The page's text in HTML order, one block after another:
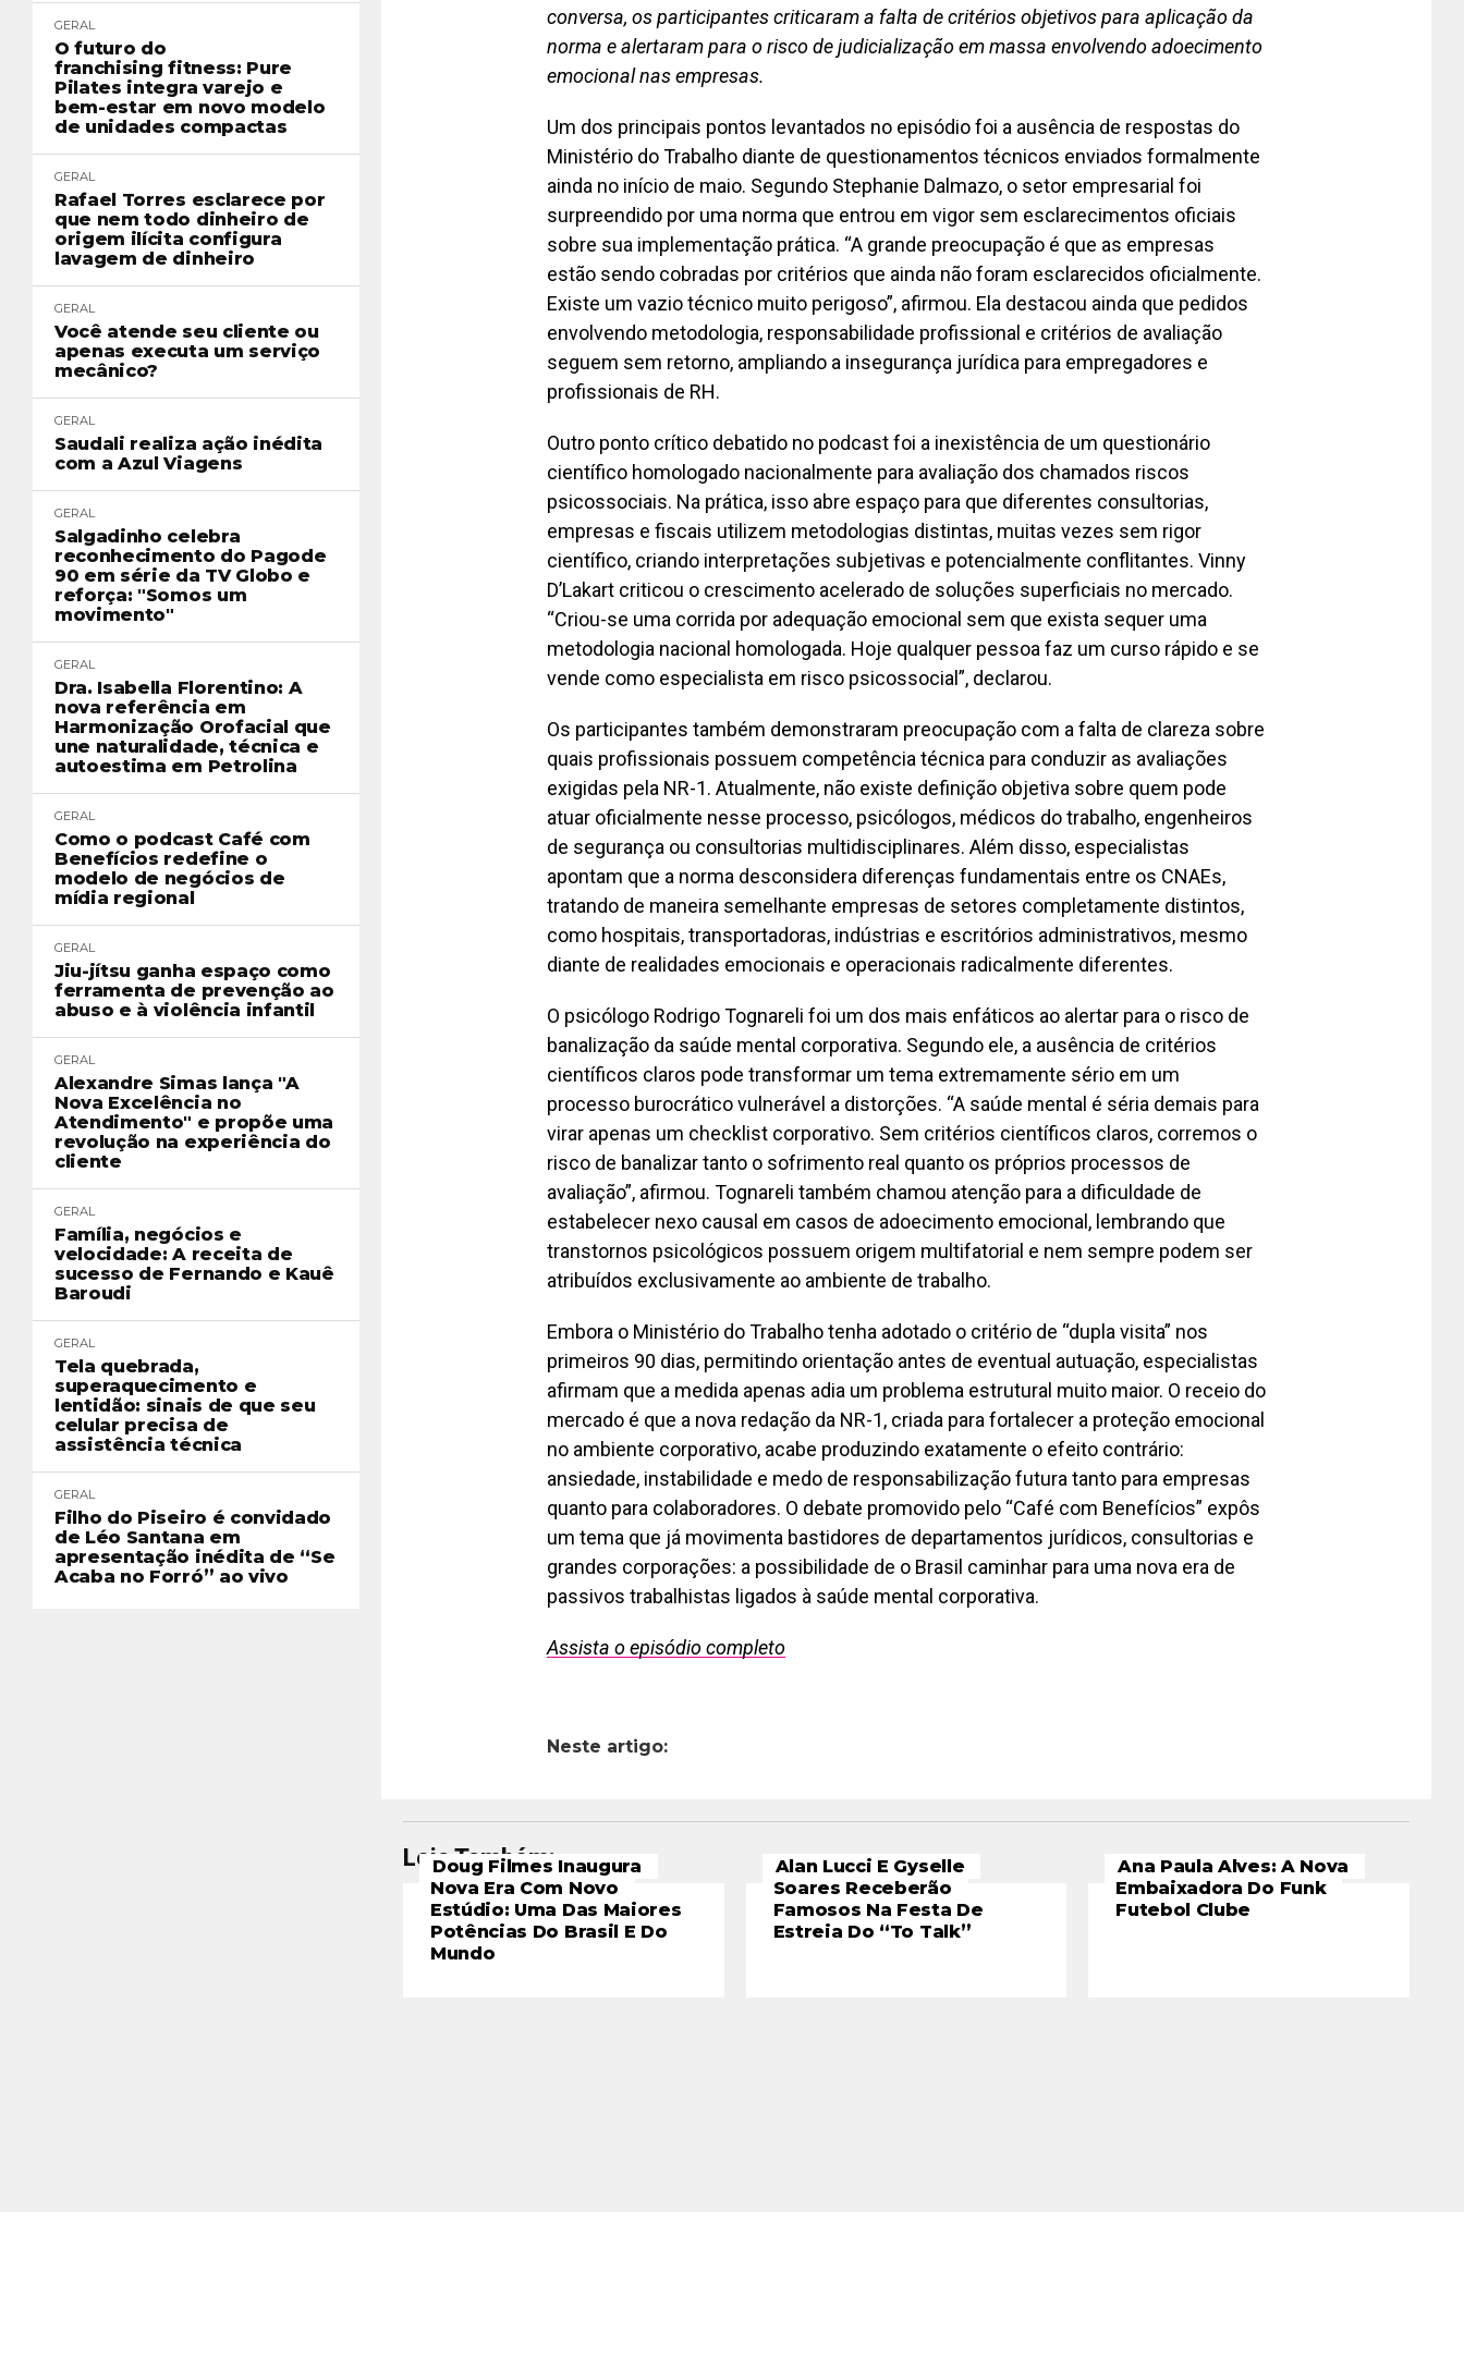
GERAL
O futuro do
franchising fitness: Pure
Pilates integra varejo e
bem-estar em novo modelo
de unidades compactas
GERAL
Rafael Torres esclarece por
que nem todo dinheiro de
origem ilícita configura
lavagem de dinheiro
GERAL
Você atende seu cliente ou
apenas executa um serviço
mecânico?
GERAL
Saudali realiza ação inédita
com a Azul Viagens
GERAL
Salgadinho celebra
reconhecimento do Pagode
90 em série da TV Globo e
reforça: "Somos um
movimento"
GERAL
Dra. Isabella Florentino: A
nova referência em
Harmonização Orofacial que
une naturalidade, técnica e
autoestima em Petrolina
GERAL
Como o podcast Café com
Benefícios redefine o
modelo de negócios de
mídia regional
GERAL
Jiu-jítsu ganha espaço como
ferramenta de prevenção ao
abuso e à violência infantil
GERAL
Alexandre Simas lança "A
Nova Excelência no
Atendimento" e propõe uma
revolução na experiência do
cliente
GERAL
Família, negócios e
velocidade: A receita de
sucesso de Fernando e Kauê
Baroudi
GERAL
Tela quebrada,
superaquecimento e
lentidão: sinais de que seu
celular precisa de
assistência técnica
GERAL
Filho do Piseiro é convidado
de Léo Santana em
apresentação inédita de “Se
Acaba no Forró” ao vivo
conversa, os participantes criticaram a falta de critérios objetivos para aplicação da
norma e alertaram para o risco de judicialização em massa envolvendo adoecimento
emocional nas empresas.
Um dos principais pontos levantados no episódio foi a ausência de respostas do
Ministério do Trabalho diante de questionamentos técnicos enviados formalmente
ainda no início de maio. Segundo Stephanie Dalmazo, o setor empresarial foi
surpreendido por uma norma que entrou em vigor sem esclarecimentos oficiais
sobre sua implementação prática. “A grande preocupação é que as empresas
estão sendo cobradas por critérios que ainda não foram esclarecidos oficialmente.
Existe um vazio técnico muito perigoso”, afirmou. Ela destacou ainda que pedidos
envolvendo metodologia, responsabilidade profissional e critérios de avaliação
seguem sem retorno, ampliando a insegurança jurídica para empregadores e
profissionais de RH.
Outro ponto crítico debatido no podcast foi a inexistência de um questionário
científico homologado nacionalmente para avaliação dos chamados riscos
psicossociais. Na prática, isso abre espaço para que diferentes consultorias,
empresas e fiscais utilizem metodologias distintas, muitas vezes sem rigor
científico, criando interpretações subjetivas e potencialmente conflitantes. Vinny
D’Lakart criticou o crescimento acelerado de soluções superficiais no mercado.
“Criou-se uma corrida por adequação emocional sem que exista sequer uma
metodologia nacional homologada. Hoje qualquer pessoa faz um curso rápido e se
vende como especialista em risco psicossocial”, declarou.
Os participantes também demonstraram preocupação com a falta de clareza sobre
quais profissionais possuem competência técnica para conduzir as avaliações
exigidas pela NR-1. Atualmente, não existe definição objetiva sobre quem pode
atuar oficialmente nesse processo, psicólogos, médicos do trabalho, engenheiros
de segurança ou consultorias multidisciplinares. Além disso, especialistas
apontam que a norma desconsidera diferenças fundamentais entre os CNAEs,
tratando de maneira semelhante empresas de setores completamente distintos,
como hospitais, transportadoras, indústrias e escritórios administrativos, mesmo
diante de realidades emocionais e operacionais radicalmente diferentes.
O psicólogo Rodrigo Tognareli foi um dos mais enfáticos ao alertar para o risco de
banalização da saúde mental corporativa. Segundo ele, a ausência de critérios
científicos claros pode transformar um tema extremamente sério em um
processo burocrático vulnerável a distorções. “A saúde mental é séria demais para
virar apenas um checklist corporativo. Sem critérios científicos claros, corremos o
risco de banalizar tanto o sofrimento real quanto os próprios processos de
avaliação”, afirmou. Tognareli também chamou atenção para a dificuldade de
estabelecer nexo causal em casos de adoecimento emocional, lembrando que
transtornos psicológicos possuem origem multifatorial e nem sempre podem ser
atribuídos exclusivamente ao ambiente de trabalho.
Embora o Ministério do Trabalho tenha adotado o critério de “dupla visita” nos
primeiros 90 dias, permitindo orientação antes de eventual autuação, especialistas
afirmam que a medida apenas adia um problema estrutural muito maior. O receio do
mercado é que a nova redação da NR-1, criada para fortalecer a proteção emocional
no ambiente corporativo, acabe produzindo exatamente o efeito contrário:
ansiedade, instabilidade e medo de responsabilização futura tanto para empresas
quanto para colaboradores. O debate promovido pelo “Café com Benefícios” expôs
um tema que já movimenta bastidores de departamentos jurídicos, consultorias e
grandes corporações: a possibilidade de o Brasil caminhar para uma nova era de
passivos trabalhistas ligados à saúde mental corporativa.
Assista o episódio completo
Neste artigo:
Leia Também:
Doug Filmes Inaugura
Nova Era Com Novo
Estúdio: Uma Das Maiores
Potências Do Brasil E Do
Mundo
Alan Lucci E Gyselle
Soares Receberão
Famosos Na Festa De
Estreia Do “To Talk”
Ana Paula Alves: A Nova
Embaixadora Do Funk
Futebol Clube